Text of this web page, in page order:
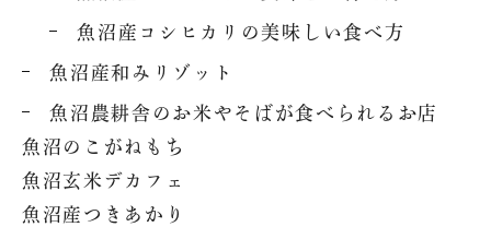
魚沼産コシヒカリの美味しい食べ方
魚沼産和みリゾット
魚沼農耕舎のお米やそばが食べられるお店
魚沼のこがねもち
魚沼玄米デカフェ
魚沼産つきあかり